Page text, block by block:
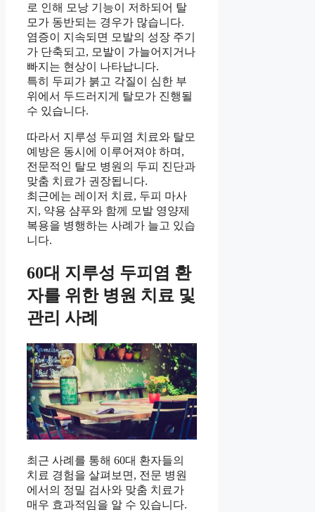
로 인해 모낭 기능이 저하되어 탈
모가 동반되는 경우가 많습니다.
염증이 지속되면 모발의 성장 주기
가 단축되고, 모발이 가늘어지거나
빠지는 현상이 나타납니다.
특히 두피가 붉고 각질이 심한 부
위에서 두드러지게 탈모가 진행될
수 있습니다.
따라서 지루성 두피염 치료와 탈모
예방은 동시에 이루어져야 하며,
전문적인 탈모 병원의 두피 진단과
맞춤 치료가 권장됩니다.
최근에는 레이저 치료, 두피 마사
지, 약용 샴푸와 함께 모발 영양제
복용을 병행하는 사례가 늘고 있습
니다.
60대 지루성 두피염 환
자를 위한 병원 치료 및
관리 사례
최근 사례를 통해 60대 환자들의
치료 경험을 살펴보면, 전문 병원
에서의 정밀 검사와 맞춤 치료가
매우 효과적임을 알 수 있습니다.